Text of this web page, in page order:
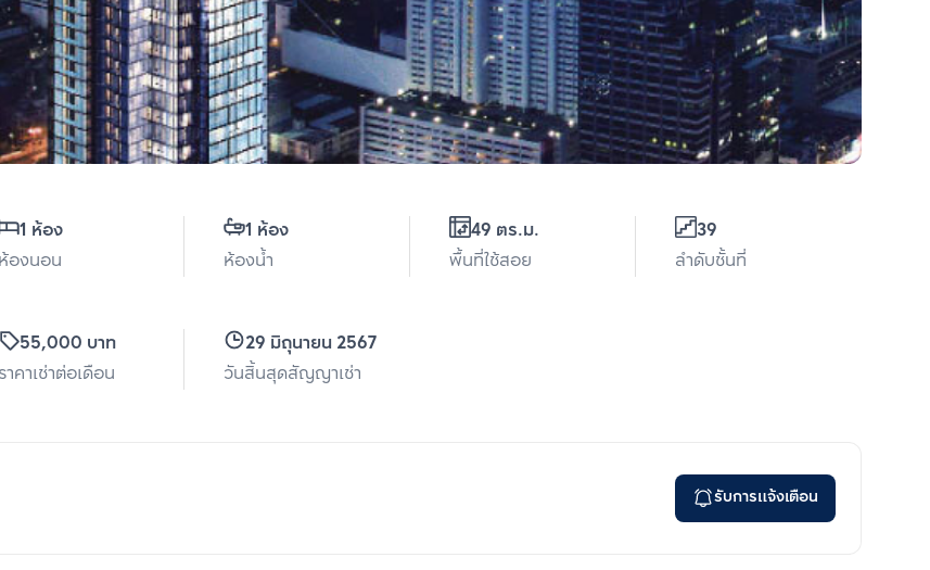
1 ห้อง
ห้องนอน
1 ห้อง
ห้องน้ำ
49 ตร.ม.
พื้นที่ใช้สอย
39
ลำดับชั้นที่
55,000 บาท
ราคาเช่าต่อเดือน
29 มิถุนายน 2567
วันสิ้นสุดสัญญาเช่า
รับการแจ้งเตือน